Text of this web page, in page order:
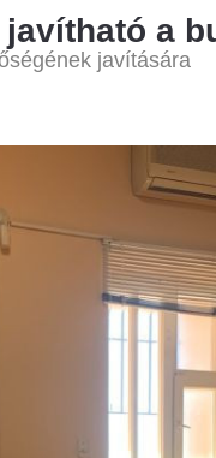
a
javítására